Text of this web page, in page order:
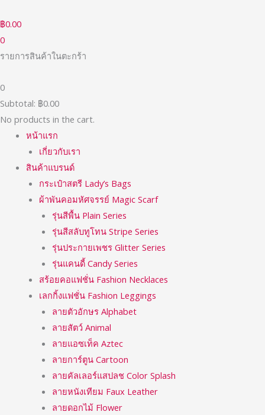
to
content
฿0.00
0
รายการสินค้าในตะกร้า
0
Subtotal: ฿0.00
No products in the cart.
หน้าแรก
เกี่ยวกับเรา
สินค้าแบรนด์
กระเป๋าสตรี Lady’s Bags
ผ้าพันคอมหัศจรรย์ Magic Scarf
รุ่นสีพื้น Plain Series
รุ่นสีสลับทูโทน Stripe Series
รุ่นประกายเพชร Glitter Series
รุ่นแคนดี้ Candy Series
สร้อยคอแฟชั่น Fashion Necklaces
เลกกิ้งแฟชั่น Fashion Leggings
ลายตัวอักษร Alphabet
ลายสัตว์ Animal
ลายแอซเท็ค Aztec
ลายการ์ตูน Cartoon
ลายคัลเลอร์แสปลช Color Splash
ลายหนังเทียม Faux Leather
ลายดอกไม้ Flower